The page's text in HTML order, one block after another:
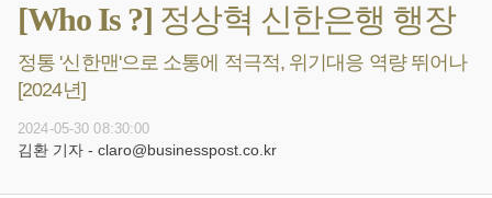
[Who Is ?] 정상혁 신한은행 행장
정통 '신한맨'으로 소통에 적극적, 위기대응 역량 뛰어나
[2024년]
2024-05-30 08:30:00
김환 기자 - claro@businesspost.co.kr